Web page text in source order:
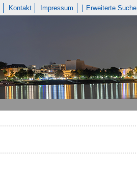
Kontakt Impressum Erweiterte Suche